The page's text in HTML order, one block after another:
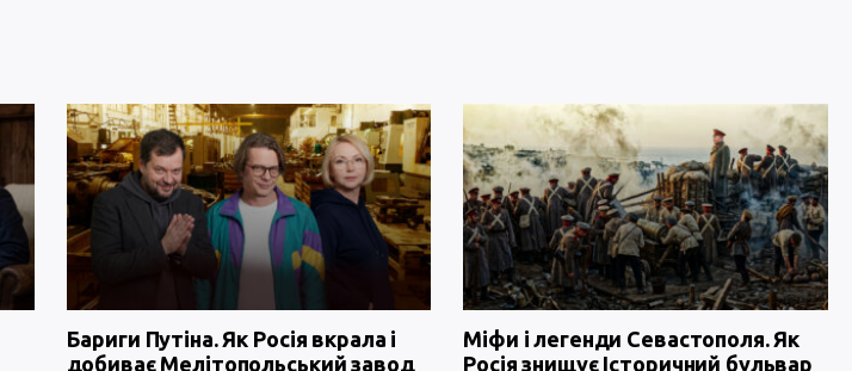
Бариги Путіна. Як Росія вкрала і
добиває Мелітопольський завод
Міфи і легенди Севастополя. Як
Росія знищує Історичний бульвар